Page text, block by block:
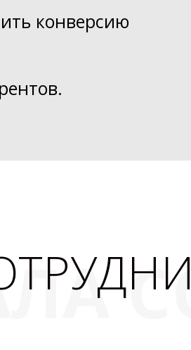
конверсию